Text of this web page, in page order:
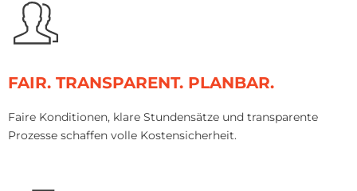
FAIR. TRANSPARENT. PLANBAR.
Faire Konditionen, klare Stundensätze und transparente
Prozesse schaffen volle Kostensicherheit.